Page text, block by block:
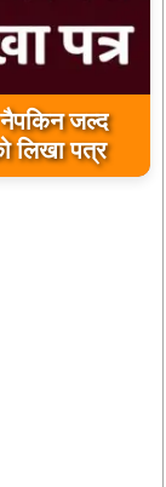
जल्द
लिखा पत्र
क्वालिटी से
माथुर